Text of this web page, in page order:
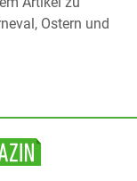
Ostern und